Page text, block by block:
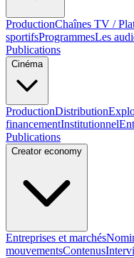
ProductionChaînes TV /
sportifsProgrammesLes
Publications
Cinéma
ProductionDistribution
financementInstitutionnel
Publications
Creator economy
Entreprises et marchés
mouvementsContenus